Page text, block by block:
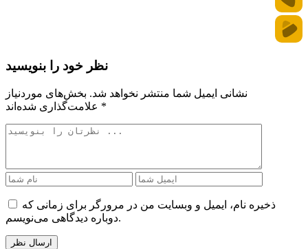
نظر خود را بنویسید
نشانی ایمیل شما منتشر نخواهد شد. بخش‌های موردنیاز
*
ذخیره نام، ایمیل و وبسایت من در مرورگر برای زمانی که
دوباره دیدگاهی می‌نویسم.